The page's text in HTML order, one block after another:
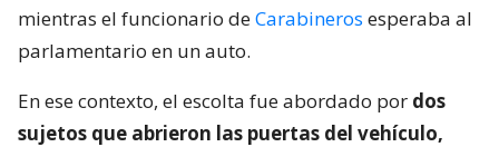
mientras el funcionario deCarabineros esperaba al
parlamentario en un auto.
En ese contexto, el escolta fue abordado por dos
sujetos que abrieron las puertas del vehículo,